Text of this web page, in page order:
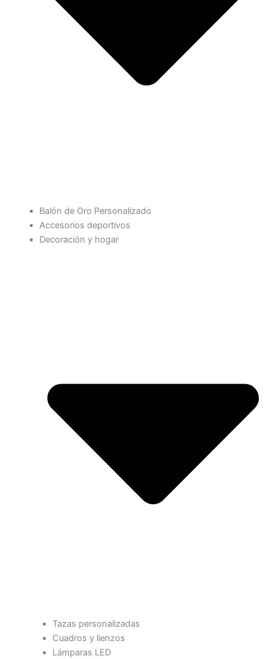
Balón de Oro Personalizado
Accesorios deportivos
Decoración y hogar
Tazas personalizadas
Cuadros y lienzos
Lámparas LED